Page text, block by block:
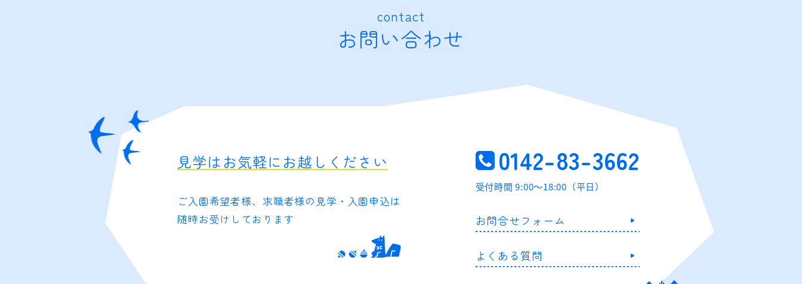
contact
お問い合わせ
見学はお気軽にお越しください
ご入園希望者様、求職者様の 見学・入園申込は
随時お受けしております
0142-83-3662
受付時間 9:00～18:00（平日）
お問合せフォーム
よくある質問